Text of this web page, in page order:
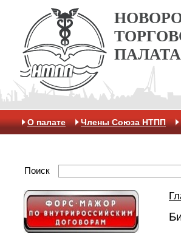
ПАЛАТА
О палате Члены Союза НТПП
Поиск